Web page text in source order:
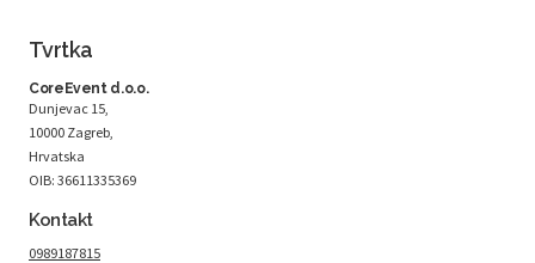
Tvrtka
CoreEvent d.o.o.
Dunjevac 15,
10000 Zagreb,
Hrvatska
OIB: 36611335369
Kontakt
0989187815